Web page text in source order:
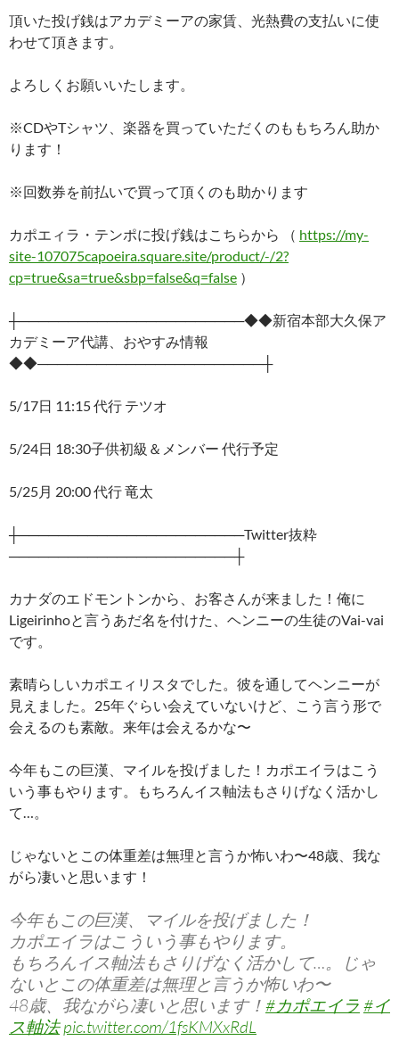
頂いた投げ銭はアカデミーアの家賃、光熱費の支払いに使
わせて頂きます。
よろしくお願いいたします。
※CDやTシャツ、楽器を買っていただくのももちろん助か
ります！
※回数券を前払いで買って頂くのも助かります
カポエィラ・テンポに投げ銭はこちらから （ https://my-
site-107075capoeira.square.site/product/-/2?
cp=true&sa=true&sbp=false&q=false ）
┼───────────────────────◆◆新宿本部大久保ア
カデミーア代講、おやすみ情報
◆◆───────────────────────┼
5/17日 11:15 代行 テツオ
5/24日 18:30子供初級＆メンバー 代行予定
5/25月 20:00 代行 竜太
┼───────────────────────Twitter抜粋
───────────────────────┼
カナダのエドモントンから、お客さんが来ました！俺に
Ligeirinhoと言うあだ名を付けた、ヘンニーの生徒のVai-vai
です。
素晴らしいカポエィリスタでした。彼を通してヘンニーが
見えました。25年ぐらい会えていないけど、こう言う形で
会えるのも素敵。来年は会えるかな〜
今年もこの巨漢、マイルを投げました！カポエイラはこう
いう事もやります。もちろんイス軸法もさりげなく活かし
て…。
じゃないとこの体重差は無理と言うか怖いわ〜48歳、我な
がら凄いと思います！
今年もこの巨漢、マイルを投げました！
カポエイラはこういう事もやります。
もちろんイス軸法もさりげなく活かして…。じゃ
ないとこの体重差は無理と言うか怖いわ〜
48歳、我ながら凄いと思います！ #カポエイラ #イ
ス軸法 pic.twitter.com/1fsKMXxRdL